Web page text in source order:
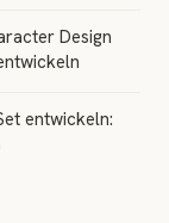
Design
entwickeln: